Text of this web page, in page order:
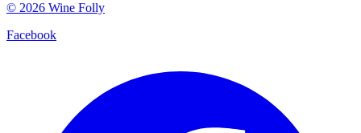
© 2026 Wine Folly
Facebook